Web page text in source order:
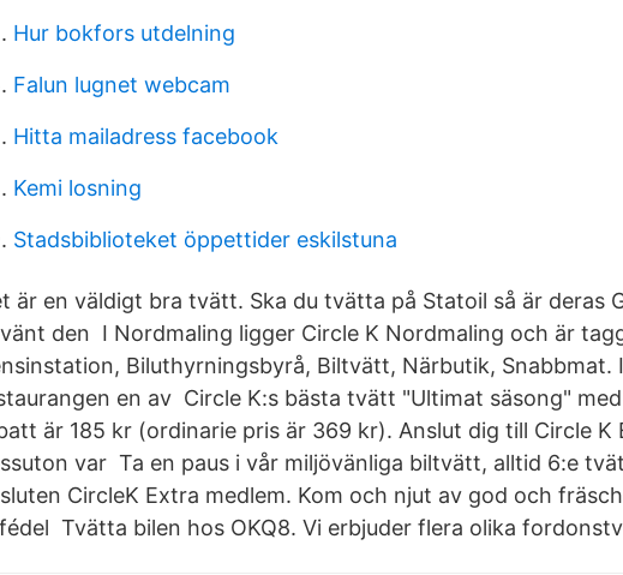
Hur bokfors utdelning
Falun lugnet webcam
Hitta mailadress facebook
Kemi losning
Stadsbiblioteket öppettider eskilstuna
är en väldigt bra tvätt. Ska du tvätta på Statoil så är deras
den I Nordmaling ligger Circle K Nordmaling och är
Biluthyrningsbyrå, Biltvätt, Närbutik, Snabbmat.
en av Circle K:s bästa tvätt "Ultimat säsong"
är 185 kr (​ordinarie pris är 369 kr). Anslut dig till Circle K
var Ta en paus i vår miljövänliga biltvätt, alltid 6:e
CircleK Extra medlem. Kom och njut av god och
Tvätta bilen hos OKQ8. Vi erbjuder flera olika